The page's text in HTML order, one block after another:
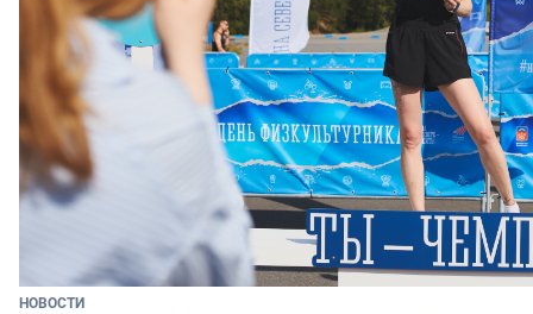
НОВОСТИ